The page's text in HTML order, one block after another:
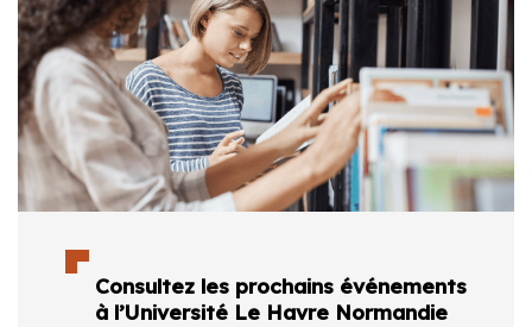
Consultez les prochains événements
à l’Université Le Havre Normandie